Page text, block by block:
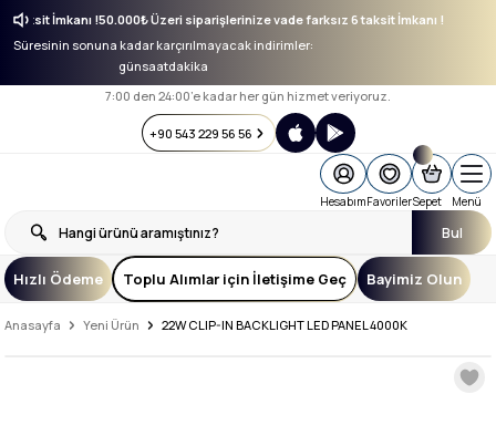
6 taksit İmkanı !50.000₺ Üzeri siparişlerinize vade farksız 6 taksit İmkanı !
Süresinin sonuna kadar karçırılmayacak indirimler:
günsaatdakika
7:00 den 24:00’e kadar her gün hizmet veriyoruz.
+90 543 229 56 56
Bul
HesabımFavorilerSepet Menü
Hızlı Ödeme Toplu Alımlar için İletişime Geç Bayimiz Olun
Anasayfa Yeni Ürün 22W CLIP-IN BACKLIGHT LED PANEL 4000K